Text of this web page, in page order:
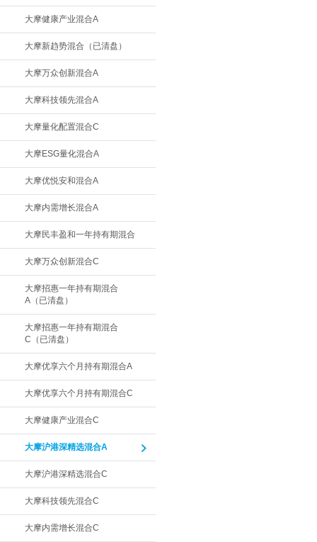
大摩健康产业混合A
大摩新趋势混合（已清盘）
大摩万众创新混合A
大摩科技领先混合A
大摩量化配置混合C
大摩ESG量化混合A
大摩优悦安和混合A
大摩内需增长混合A
大摩民丰盈和一年持有期混合
大摩万众创新混合C
大摩招惠一年持有期混合
A（已清盘）
大摩招惠一年持有期混合
C（已清盘）
大摩优享六个月持有期混合A
大摩优享六个月持有期混合C
大摩健康产业混合C
大摩沪港深精选混合A
大摩沪港深精选混合C
大摩科技领先混合C
大摩内需增长混合C